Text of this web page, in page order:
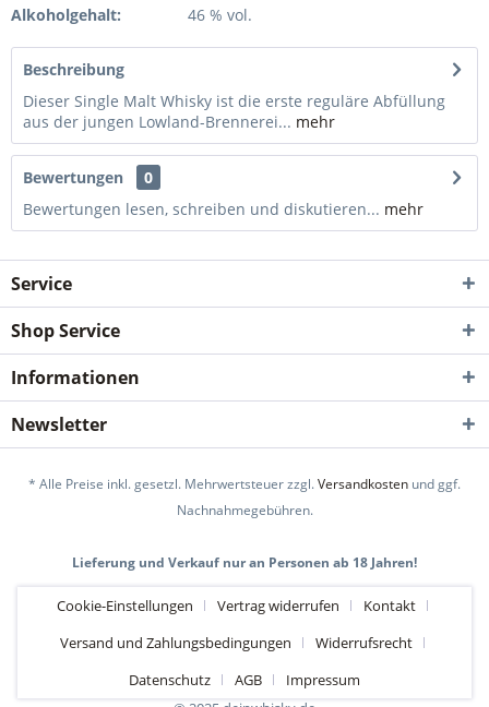
Alkoholgehalt:
46 % vol.
Beschreibung
Dieser Single Malt Whisky ist die erste reguläre Abfüllung
aus der jungen Lowland-Brennerei... mehr
Bewertungen
0
Bewertungen lesen, schreiben und diskutieren... mehr
Service
Shop Service
Informationen
Newsletter
* Alle Preise inkl. gesetzl. Mehrwertsteuer zzgl.Versandkosten und ggf.
Nachnahmegebühren.
Lieferung und Verkauf nur an Personen ab 18 Jahren!
Cookie-Einstellungen Vertrag widerrufen
Kontakt
Versand und Zahlungsbedingungen
Widerrufsrecht
Datenschutz
AGB
Impressum